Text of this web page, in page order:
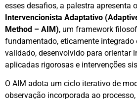
esses desafios, a palestra apresenta o
Intervencionista Adaptativo
Method – AIM), um framework
fundamentado, eticamente integrado
validado, desenvolvido para orientar
aplicadas rigorosas e intervenções
O AIM adota um ciclo iterativo de
observação incorporada ao